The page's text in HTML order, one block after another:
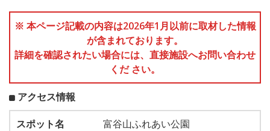
※ 本ページ記載の内容は2026年1月以前に取材した情報
が含まれております。
詳細を確認されたい場合には、直接施設へお問い合わせ
くだ さい。
アクセス情報
スポット名
富谷山ふれあい公園